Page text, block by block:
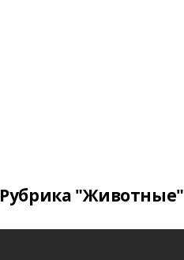
Рубрика "Животные"